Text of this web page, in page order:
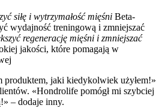
siłę i wytrzymałość mięśni Beta-
wydajność treningową i zmniejszać
regenerację mięśni i zmniejszać
jakości, które pomagają w
produktem, jaki kiedykolwiek użyłem!»
«Hondrolife pomógł mi szybciej
– dodaje inny.